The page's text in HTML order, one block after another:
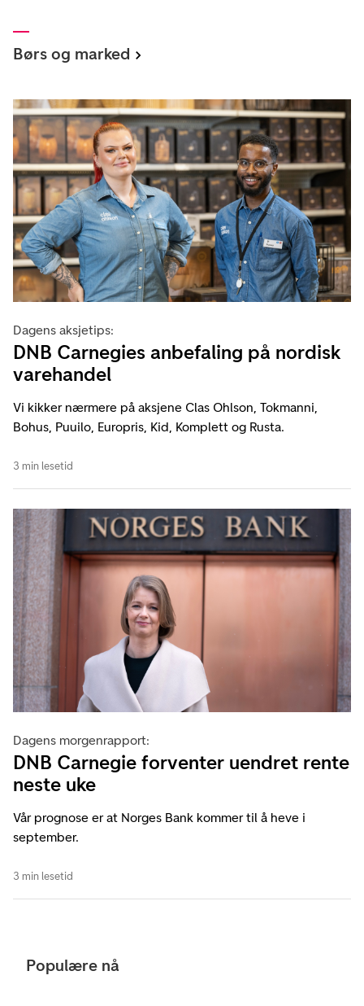
Børs og marked
Dagens aksjetips:
DNB Carnegies anbefaling på nordisk
varehandel
Vi kikker nærmere på aksjene Clas Ohlson, Tokmanni,
Bohus, Puuilo, Europris, Kid, Komplett og Rusta.
3 min lesetid
Dagens morgenrapport:
DNB Carnegie forventer uendret rente
neste uke
Vår prognose er at Norges Bank kommer til å heve i
september.
3 min lesetid
Populære nå